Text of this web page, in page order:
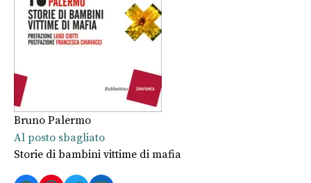
Bruno Palermo
Al posto sbagliato
Storie di bambini vittime di mafia